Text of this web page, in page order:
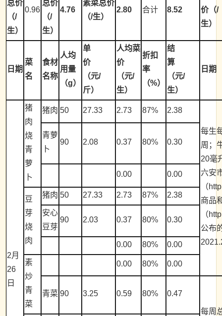
总价
（/
生）
0.96
总价
（/
生）
4.76
素菜总价
（/生）
2.80 合计 8.52
价（/
生）
日期
菜
名
食材
名称
人均
用量
（g）
单
价
（元/
斤）
人均菜
价
（元/
生）
折扣
率
（%）
结
算
（元/
生）
日期
2月
26
日
猪
肉
烧
青
萝
卜
猪肉 50 27.33 2.73 87% 2.38
每生
周；
20毫
六安
（
商品
（
公布
青萝
卜
90 2.08 0.37 80% 0.30
0.00 0.00
豆
芽
烧
肉
猪肉 50 27.33 2.73 87% 2.38
安心
豆芽
90 2.03 0.37 80% 0.30
0.00 80% 0.00
素
炒
青
菜
0.00 80% 0.00
青菜 90 3.25 0.59 80% 0.47
每周